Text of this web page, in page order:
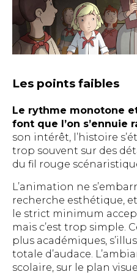
Les points faibles
Le rythme monotone
font que l’on s’ennuie
son intérêt, l’histoire
trop souvent sur des
du fil rouge
L’animation ne
recherche esthétique,
le strict minimum
mais c’est trop simple.
plus académiques,
totale d’audace.
scolaire, sur le plan